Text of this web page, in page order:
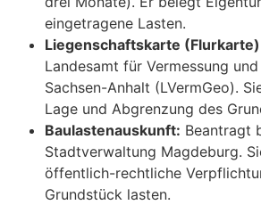
eingetragene Lasten.
Liegenschaftskarte
Landesamt für Vermessung
Sachsen-Anhalt (LVermGeo).
Lage und Abgrenzung des
Baulastenauskunft: Beantragt
Stadtverwaltung Magdeburg.
öffentlich-rechtliche
Grundstück lasten.